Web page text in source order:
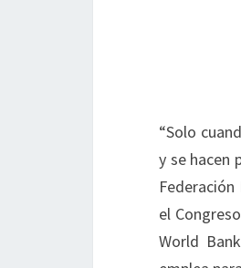
“Solo
y se hacen
el
World